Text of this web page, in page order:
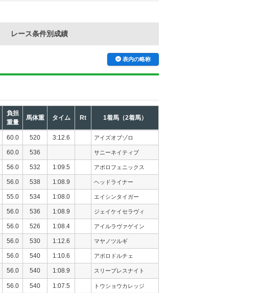
レース条件別成績
表内の略称
負担
重量
馬体重 タイム Rt 1着馬（2着馬）
60.0 520 3:12.6 アイズオブゾロ
60.0 536 サニーネイティブ
56.0 532 1:09.5 アポロフェニックス
56.0 538 1:08.9 ヘッドライナー
55.0 534 1:08.0 エイシンタイガー
56.0 536 1:08.9 ジェイケイセラヴィ
56.0 526 1:08.4 アイルラヴァゲイン
56.0 530 1:12.6 マヤノツルギ
56.0 540 1:10.6 アポロドルチェ
56.0 540 1:08.9 スリープレスナイト
56.0 540 1:07.5 トウショウカレッジ